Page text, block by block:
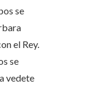
se
el Rey.
se
vedete